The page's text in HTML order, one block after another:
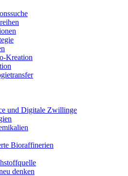
Kreation
und Digitale Zwillinge
Bioraffinerien
denken